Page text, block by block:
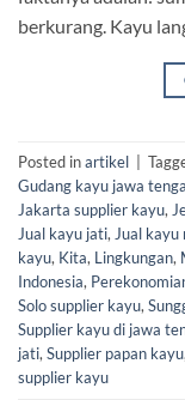
berkurang. Kayu
Posted inartikel
Gudang kayu jawa
Jakarta supplier kayu,
Jual kayu jati, Jual kayu
kayu, Kita, Lingkungan,
Indonesia,
Solo supplier kayu,
Supplier kayu di jawa
jati, Supplier papan kayu,
supplier kayu